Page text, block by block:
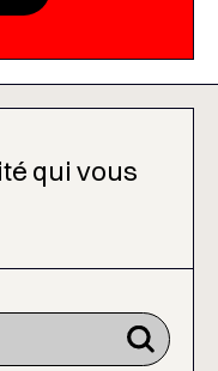
qui vous